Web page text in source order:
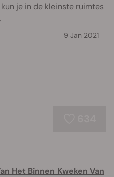
je in de kleinste ruimtes
9 Jan 2021
Het Binnen Kweken Van